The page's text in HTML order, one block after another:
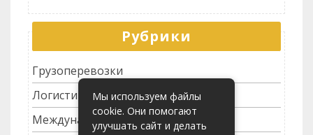
Рубрики
Грузоперевозки
Логистика
Международные перевозки
Мы используем файлы
cookie. Они помогают
улучшать сайт и делать